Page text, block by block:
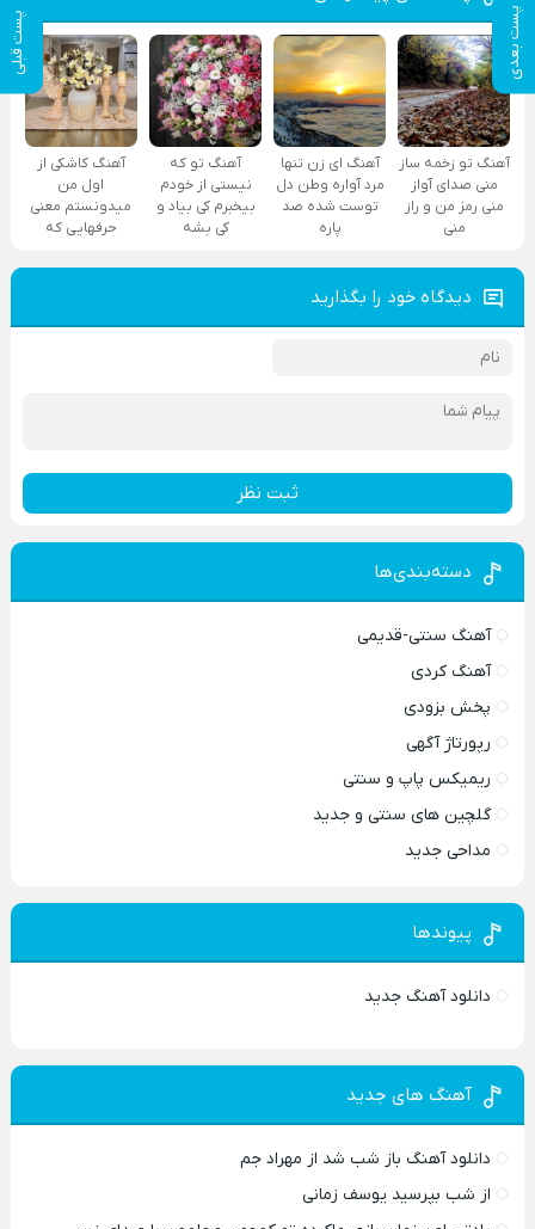
پست بعدی پست قبلی
آهنگ تو زخمه ساز
منی صدای آواز
منی رمز من و راز
منی
آهنگ ای زن تنها
مرد آواره وطن دل
توست شده صد
پاره
آهنگ تو که
نیستی از خودم
بیخبرم کی بیاد و
کی بشه
آهنگ کاشکی از
اول من
میدونستم معنی
حرفهایی که
دیدگاه خود را بگذارید
ثبت نظر
دسته‌بندی‌ها
آهنگ سنتی-قدیمی
آهنگ کردی
پخش بزودی
رپورتاژ آگهی
ریمیکس پاپ و سنتی
گلچین های سنتی و جدید
مداحی جدید
پیوندها
دانلود آهنگ جدید
آهنگ های جدید
دانلود آهنگ باز شب شد از مهراد جم
از شب بپرسید یوسف زمانی